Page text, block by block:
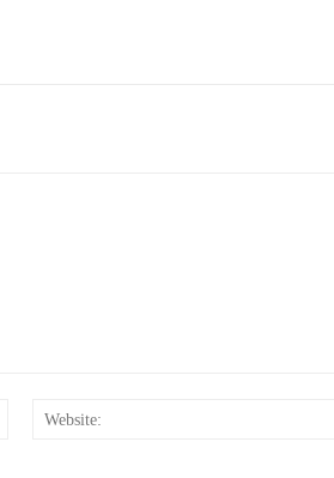
Email:*